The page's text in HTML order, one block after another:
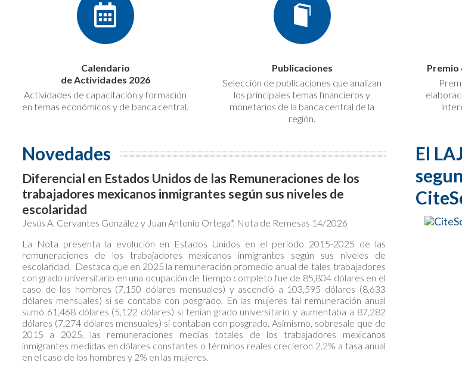
Calendario
de Actividades 2026
Actividades de capacitación y formación
en temas económicos y de banca central.
Publicaciones
Selección de publicaciones que analizan
los principales temas financieros y
monetarios de la banca central de la
región.
Premio
Novedades
Diferencial en Estados Unidos de las Remuneraciones de los
trabajadores mexicanos inmigrantes según sus niveles de
escolaridad
Jesús A. Cervantes González y Juan Antonio Ortega*, Nota de Remesas 14/2026
La Nota presenta la evolución en Estados Unidos en el periodo 2015-2025 de las
remuneraciones de los trabajadores mexicanos inmigrantes según sus niveles de
escolaridad. Destaca que en 2025 la remuneración promedio anual de tales trabajadores
con grado universitario en una ocupación de tiempo completo fue de 85,804 dólares en el
caso de los hombres (7,150 dólares mensuales) y ascendió a 103,595 dólares (8,633
dólares mensuales) si se contaba con posgrado. En las mujeres tal remuneración anual
sumó 61,468 dólares (5,122 dólares) si tenían grado universitario y aumentaba a 87,282
dólares (7,274 dólares mensuales) si contaban con posgrado. Asimismo, sobresale que de
2015 a 2025, las remuneraciones medias totales de los trabajadores mexicanos
inmigrantes medidas en dólares constantes o términos reales crecieron 2.2% a tasa anual
en el caso de los hombres y 2% en las mujeres.
El